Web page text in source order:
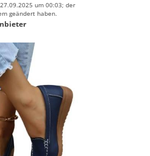
um 00:03; der
geändert haben.